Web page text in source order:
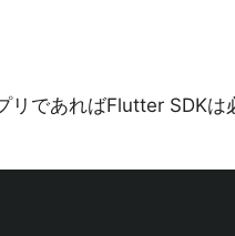
リであればFlutter SDKは